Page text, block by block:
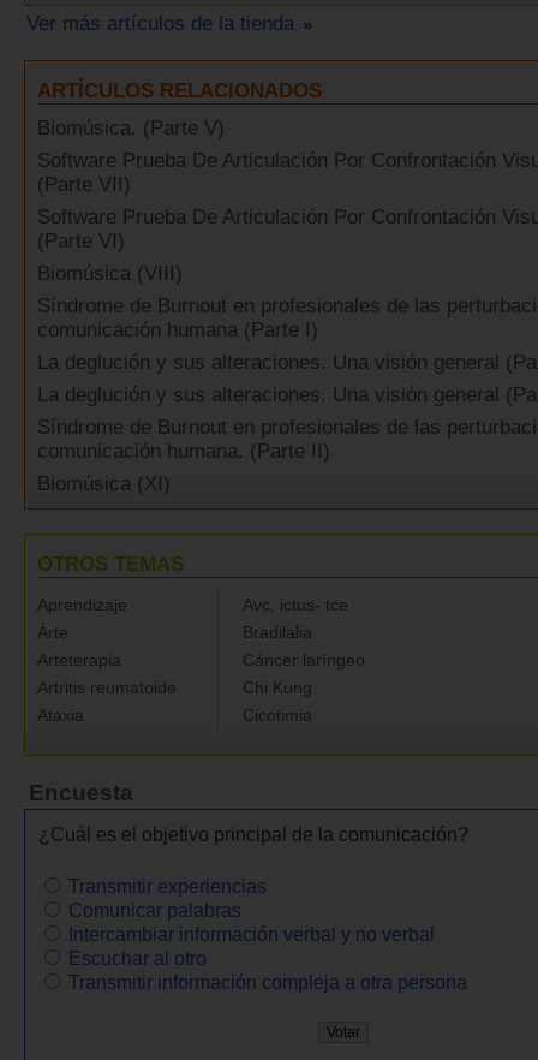
Ver más artículos de la tienda
ARTÍCULOS RELACIONADOS
Biomúsica. (Parte V)
Software Prueba De Articulación Por Confrontación
(Parte VII)
Software Prueba De Articulación Por Confrontación
(Parte VI)
Biomúsica (VIII)
Síndrome de Burnout en profesionales de las
comunicación humana (Parte I)
La deglución y sus alteraciones. Una visión general
La deglución y sus alteraciones. Una visión general
Síndrome de Burnout en profesionales de las
comunicación humana. (Parte II)
Biomúsica (XI)
OTROS TEMAS
Aprendizaje
Árte
Arteterapia
Artritis reumatoide
Ataxia
Avc, ictus- tce
Bradilalia
Cáncer laríngeo
Chi Kung
Cicotimia
Encuesta
¿Cuál es el objetivo principal de la comunicación?
Transmitir experiencias
Comunicar palabras
Intercambiar información verbal y no verbal
Escuchar al otro
Transmitir información compleja a otra persona